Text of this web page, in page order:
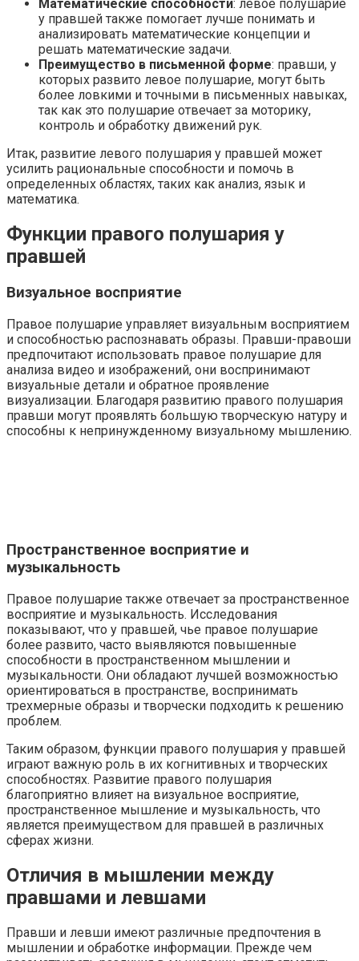
Математические способности: левое полушарие
у правшей также помогает лучше понимать и
анализировать математические концепции и
решать математические задачи.
Преимущество в письменной форме: правши, у
которых развито левое полушарие, могут быть
более ловкими и точными в письменных навыках,
так как это полушарие отвечает за моторику,
контроль и обработку движений рук.
Итак, развитие левого полушария у правшей может
усилить рациональные способности и помочь в
определенных областях, таких как анализ, язык и
математика.
Функции правого полушария у
правшей
Визуальное восприятие
Правое полушарие управляет визуальным восприятием
и способностью распознавать образы. Правши-правоши
предпочитают использовать правое полушарие для
анализа видео и изображений, они воспринимают
визуальные детали и обратное проявление
визуализации. Благодаря развитию правого полушария
правши могут проявлять большую творческую натуру и
способны к непринужденному визуальному мышлению.
Пространственное восприятие и
музыкальность
Правое полушарие также отвечает за пространственное
восприятие и музыкальность. Исследования
показывают, что у правшей, чье правое полушарие
более развито, часто выявляются повышенные
способности в пространственном мышлении и
музыкальности. Они обладают лучшей возможностью
ориентироваться в пространстве, воспринимать
трехмерные образы и творчески подходить к решению
проблем.
Таким образом, функции правого полушария у правшей
играют важную роль в их когнитивных и творческих
способностях. Развитие правого полушария
благоприятно влияет на визуальное восприятие,
пространственное мышление и музыкальность, что
является преимуществом для правшей в различных
сферах жизни.
Отличия в мышлении между
правшами и левшами
Правши и левши имеют различные предпочтения в
мышлении и обработке информации. Прежде чем